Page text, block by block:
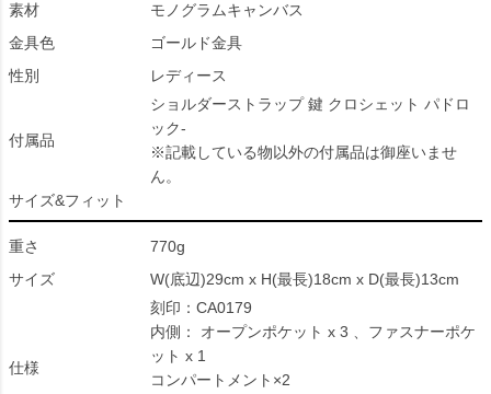
素材
モノグラムキャンバス
金具色
ゴールド金具
性別
レディース
付属品
ショルダーストラップ 鍵 クロシェット パドロ
ック-
※記載している物以外の付属品は御座いませ
ん。
サイズ&フィット
重さ
770g
サイズ
W(底辺)29cm x H(最長)18cm x D(最長)13cm
仕様
刻印：CA0179
内側： オープンポケット x 3 、ファスナーポケ
ット x 1
コンパートメント×2